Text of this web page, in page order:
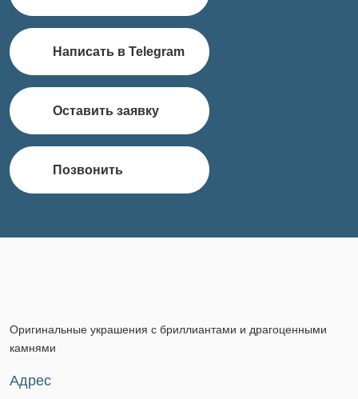
Написать в Telegram
Оставить заявку
Позвонить
Оригинальные украшения с бриллиантами и драгоценными
камнями
Адрес